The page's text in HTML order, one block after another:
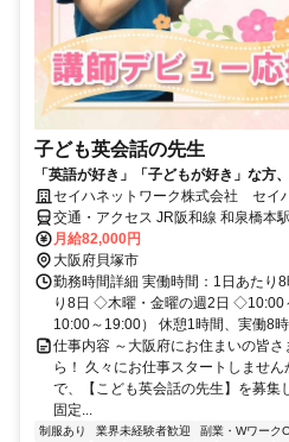
子ども英会話の先生
「英語が好き」「子どもが好き」な方
セイハネットワーク株式会社 セイ
交通・アクセス JR阪和線 和泉橋本
月給82,000円
大阪府貝塚市
勤務時間詳細 実働時間：1日あたり
り8日 ◇木曜・金曜の週2日 ◇10:00
10:00～19:00） 休憩1時間、実働8時
仕事内容 ～大阪府にお住まいの皆
ら！ 久々にお仕事スタートしませ
で、【こども英会話の先生】を募
固定...
制服あり 業界未経験者歓迎 副業・Wワーク